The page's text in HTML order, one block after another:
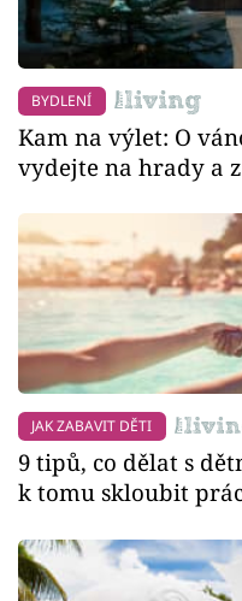
BYDLENÍ
Kam na výlet: O
vydejte na hrady a
JAK ZABAVIT DĚTI
9 tipů, co dělat s
k tomu skloubit